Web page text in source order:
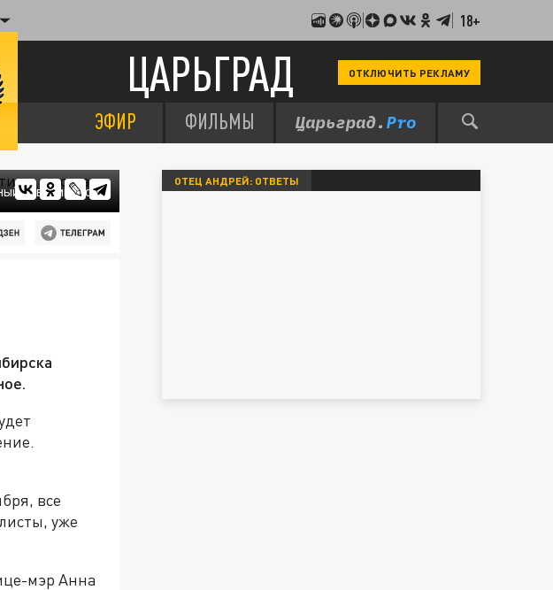
18+
ЦАРЬГРАД ОТКЛЮЧИТЬ РЕКЛАМУ
ЭФИР ФИЛЬМЫ
НОВОСИБИРСК"
все
уже
мэр Анна
ОТЕЦ АНДРЕЙ: ОТВЕТЫ